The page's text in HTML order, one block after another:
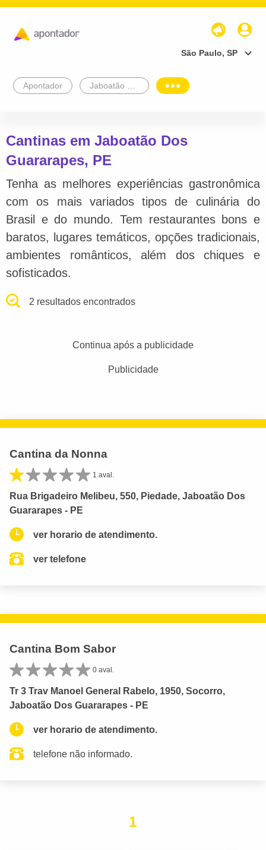
São Paulo, SP
Apontador
Cantinas em Jaboatão Dos
Guararapes, PE
Tenha as melhores experiências gastronômica
com os mais variados tipos de culinária do
Brasil e do mundo. Tem restaurantes bons e
baratos, lugares temáticos, opções tradicionais,
ambientes românticos, além dos chiques e
sofisticados.
2 resultados encontrados
Continua após a publicidade
Publicidade
Cantina da Nonna
1 aval.
Rua Brigadeiro Melibeu, 550, Piedade, Jaboatão Dos
Guararapes - PE
ver horario de atendimento.
ver telefone
Cantina Bom Sabor
0 aval.
Tr 3 Trav Manoel General Rabelo, 1950, Socorro,
Jaboatão Dos Guararapes - PE
ver horario de atendimento.
telefone não informado.
1